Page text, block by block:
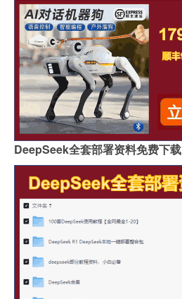
DeepSeek全套部署资料免费下载